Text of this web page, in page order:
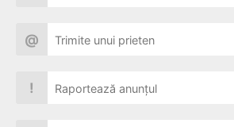
@ Trimite unui prieten
! Raportează anunțul